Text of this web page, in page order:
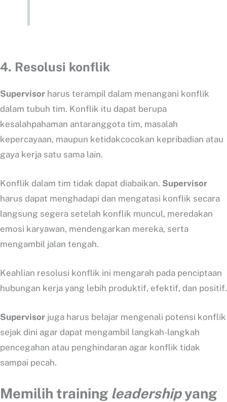
4. Resolusi konflik
Supervisor harus terampil dalam menangani konflik
dalam tubuh tim. Konflik itu dapat berupa
kesalahpahaman antaranggota tim, masalah
kepercayaan, maupun ketidakcocokan kepribadian atau
gaya kerja satu sama lain.
Konflik dalam tim tidak dapat diabaikan. Supervisor
harus dapat menghadapi dan mengatasi konflik secara
langsung segera setelah konflik muncul, meredakan
emosi karyawan, mendengarkan mereka, serta
mengambil jalan tengah.
Keahlian resolusi konflik ini mengarah pada penciptaan
hubungan kerja yang lebih produktif, efektif, dan positif.
Supervisor juga harus belajar mengenali potensi konflik
sejak dini agar dapat mengambil langkah-langkah
pencegahan atau penghindaran agar konflik tidak
sampai pecah.
Memilih training leadershipyang